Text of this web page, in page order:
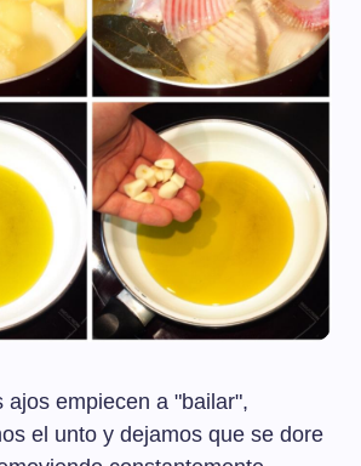
ajos empiecen a "bailar",
el unto y dejamos que se dore